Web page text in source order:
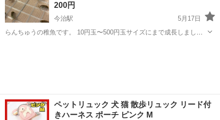
200円
今治駅
5月17日
らんちゅうの稚魚です。 10円玉〜500円玉サイズにまで成長しまし
ペットリュック 犬 猫 散歩リュック リード付
きハーネス ポーチ ピンク M